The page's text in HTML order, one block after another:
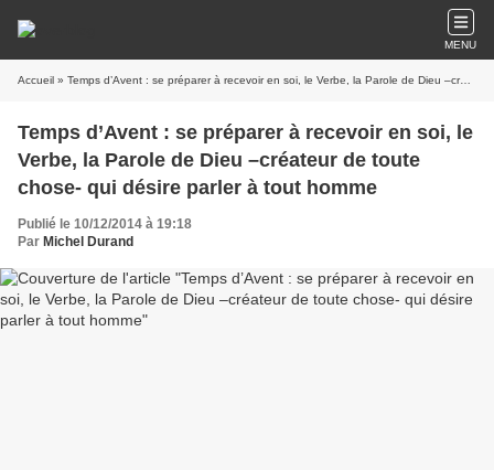
MENU
Accueil » Temps d’Avent : se préparer à recevoir en soi, le Verbe, la Parole de Dieu –créateur de toute chose- qui désire parler à tout homme
Temps d’Avent : se préparer à recevoir en soi, le
Verbe, la Parole de Dieu –créateur de toute
chose- qui désire parler à tout homme
Publié le 10/12/2014 à 19:18
Par Michel Durand